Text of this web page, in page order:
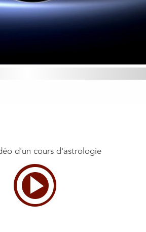
d'un cours d'astrologie